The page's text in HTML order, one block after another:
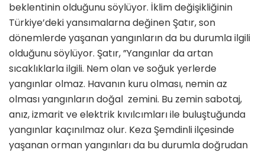
beklentinin olduğunu söylüyor. İklim değişikliğinin
Türkiye’deki yansımalarna değinen Şatır, son
dönemlerde yaşanan yangınların da bu durumla ilgili
olduğunu söylüyor. Şatır, ”Yangınlar da artan
sıcaklıklarla ilgili. Nem olan ve soğuk yerlerde
yangınlar olmaz. Havanın kuru olması, nemin az
olması yangınların doğal zemini. Bu zemin sabotaj,
anız, izmarit ve elektrik kıvılcımları ile buluştuğunda
yangınlar kaçınılmaz olur. Keza Şemdinli ilçesinde
yaşanan orman yangınları da bu durumla doğrudan